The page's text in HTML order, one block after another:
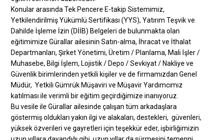
Konular arasında Tek Pencere E-takip Sistemimiz,
Yetkilendirilmiş Yükümlü Sertifikası (YYS), Yatırım Teşvik ve
Dahilde İşleme İzin (DİİB) Belgeleri de bulunmakta olan
eğitimimize Gürallar ailesinin Satın-alma, İhracat ve İthalat
Departmanları, Şirket Yönetimi, Üretim / Planlama, Mali İşler /
Muhasebe, Bilgi İşlem, Lojistik / Depo / Sevkiyat / Nakliye ve
Güvenlik birimlerinden yetkili kişiler ve de firmamızdan Genel
Müdür, Yetkili Gümrük Müşaviri ve Müşavir Yardımcımız
katılması ile verimli bir eğitim geçirdiğimize inanıyoruz.
Bu vesile ile Gürallar ailesinde çalışan tüm arkadaşlara
göstermiş oldukları yakın ilgi ve alakaları, destekleri, güvenleri,
yüksek özverileri ve gayretleri için teşekkür eder, işbirliğimizin